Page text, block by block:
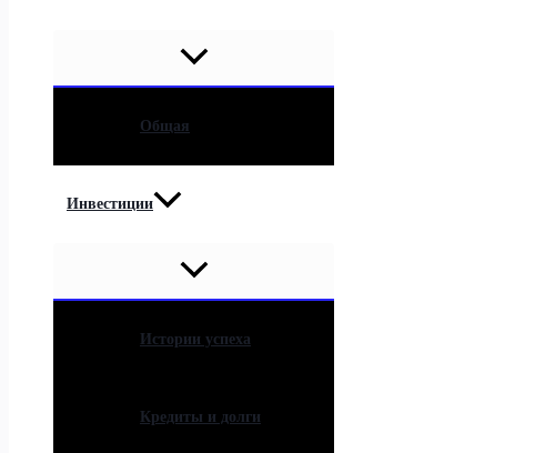
Общая
Инвестиции
Истории успеха
Кредиты и долги